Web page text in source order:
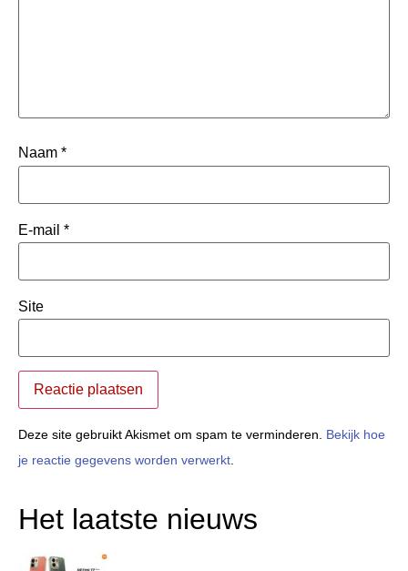
Naam *
E-mail *
Site
Deze site gebruikt Akismet om spam te verminderen. Bekijk hoe
je reactie gegevens worden verwerkt.
Het laatste nieuws